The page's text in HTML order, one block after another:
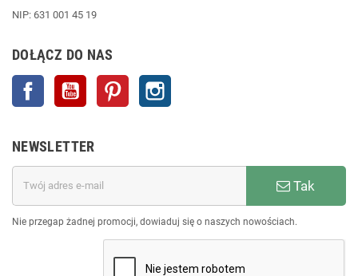
NIP: 631 001 45 19
DOŁĄCZ DO NAS
Facebook YouTube Pinterest
NEWSLETTER
Tak
Nie przegap żadnej promocji, dowiaduj się o naszych nowościach.